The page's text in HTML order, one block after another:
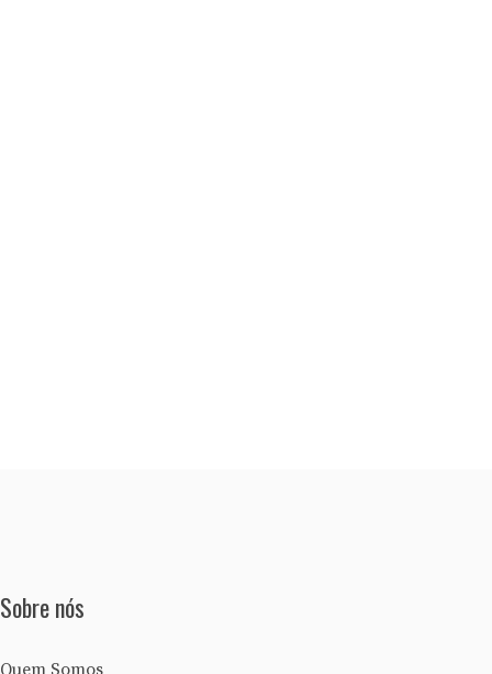
Sobre nós
Quem Somos